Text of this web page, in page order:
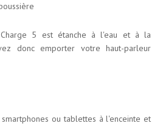
Charge 5 est étanche à l'eau et à la
donc emporter votre haut-parleur
ou tablettes à l'enceinte et